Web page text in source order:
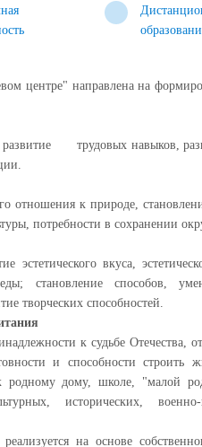
центре" направлена на
трудовых навыков,
к природе,
потребности в сохранении
эстетического вкуса,
становление способов,
творческих способностей.
к судьбе Отечества,
и способности строить
родному дому, школе, "малой
исторических, военно-
на основе